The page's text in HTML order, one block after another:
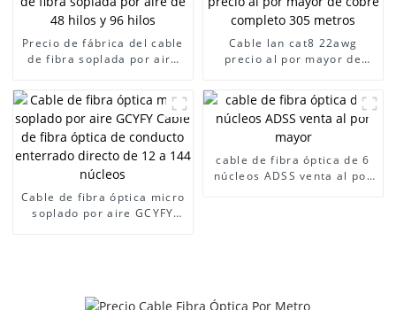
Precio de fábrica del cable
de fibra soplada por aire
Cable lan cat8 22awg
precio al por mayor de
Cable de fibra óptica micro
soplado por aire GCYFY
cable de fibra óptica de 6
núcleos ADSS venta al por